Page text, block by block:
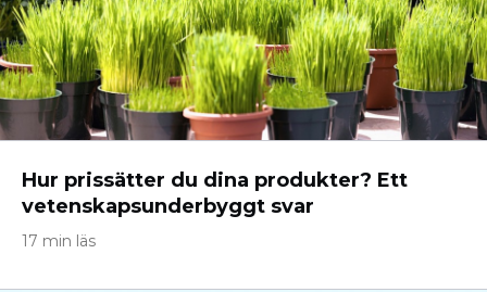
Hur prissätter du dina produkter? Ett
vetenskapsunderbyggt svar
17 min läs